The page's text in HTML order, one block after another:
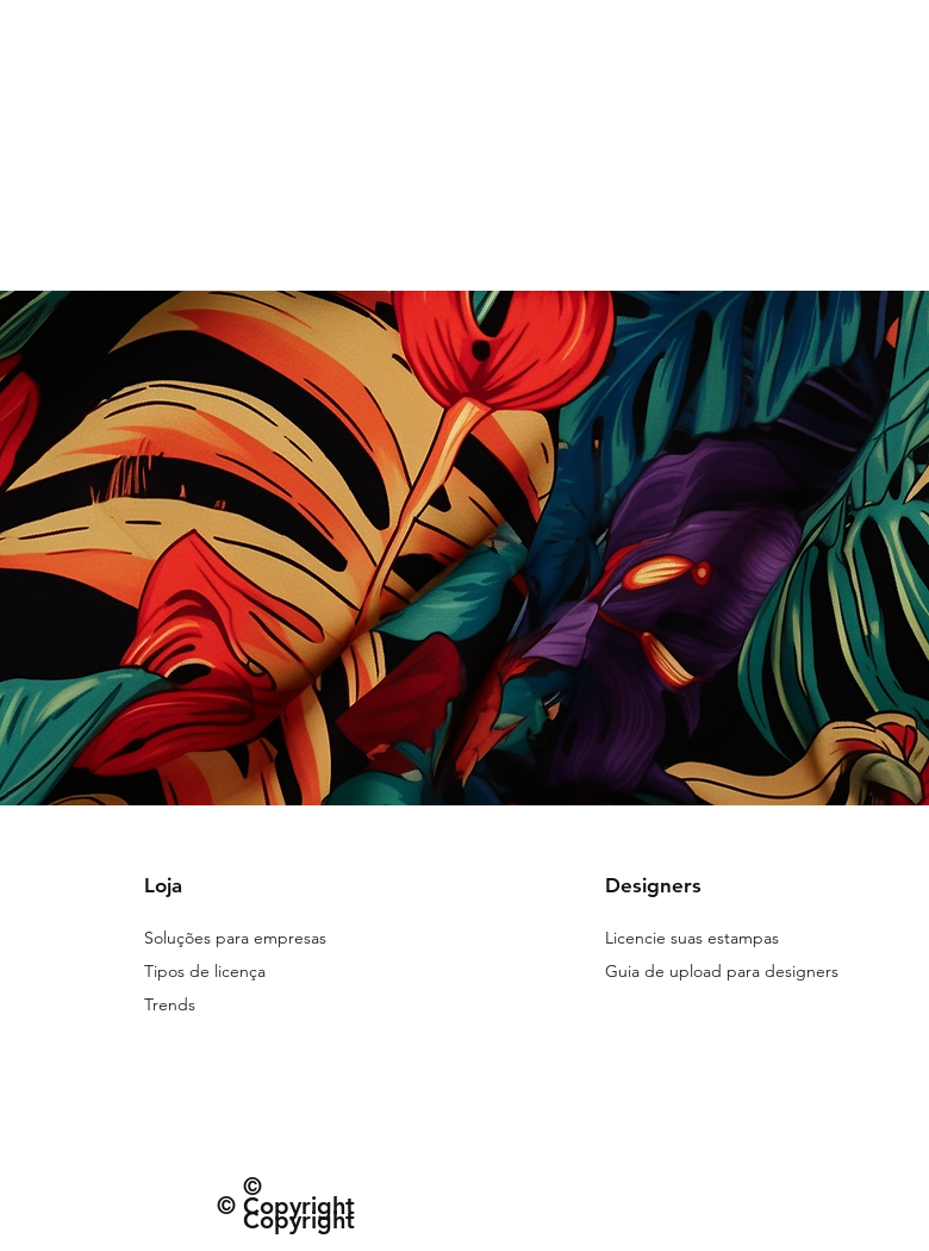
Loja
Soluções para empresas
Tipos de licença
Trends
Designers
Licencie suas estampas
Guia de upload para designers
©
Copyright
© Copyright